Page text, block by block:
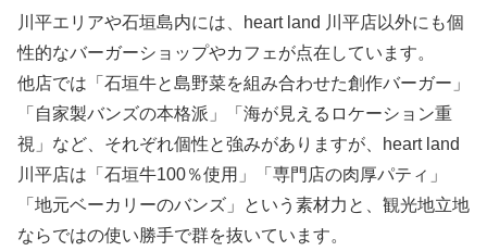
川平エリアや石垣島内には、heart land 川平店以外にも個
性的なバーガーショップやカフェが点在しています。
他店では「石垣牛と島野菜を組み合わせた創作バーガー」
「自家製バンズの本格派」「海が見えるロケーション重
視」など、それぞれ個性と強みがありますが、heart land
川平店は「石垣牛100％使用」「専門店の肉厚パティ」
「地元ベーカリーのバンズ」という素材力と、観光地立地
ならではの使い勝手で群を抜いています。